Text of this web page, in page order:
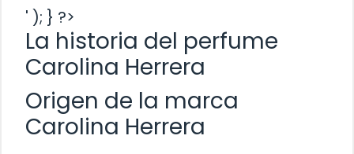
' ); } ?>
La historia del perfume
Carolina Herrera
Origen de la marca
Carolina Herrera